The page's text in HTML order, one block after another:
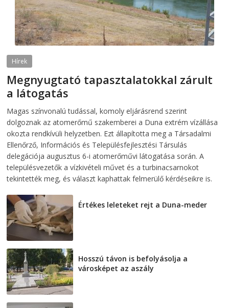
Hírek
Megnyugtató tapasztalatokkal zárult
a látogatás
Magas színvonalú tudással, komoly eljárásrend szerint
dolgoznak az atomerőmű szakemberei a Duna extrém vízállása
okozta rendkívüli helyzetben. Ezt állapította meg a Társadalmi
Ellenőrző, Információs és Településfejlesztési Társulás
delegációja augusztus 6-i atomerőművi látogatása során. A
településvezetők a vízkivételi művet és a turbinacsarnokot
tekintették meg, és választ kaphattak felmerülő kérdéseikre is.
Értékes leleteket rejt a Duna-meder
Hosszú távon is befolyásolja a
városképet az aszály